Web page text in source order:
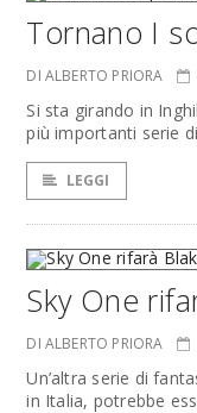
Tornano I
DI ALBERTO PRIORA
Si sta girando in
più importanti serie
LEGGI
Sky One
DI ALBERTO PRIORA
Un’altra serie di
in Italia, potrebbe